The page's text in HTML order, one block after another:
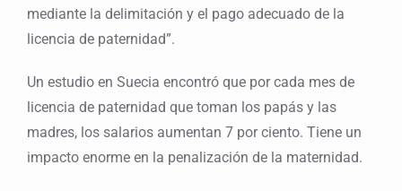
mediante la delimitación y el pago adecuado de la
licencia de paternidad”.
Un estudio en Suecia encontró que por cada mes de
licencia de paternidad que toman los papás y las
madres, los salarios aumentan 7 por ciento. Tiene un
impacto enorme en la penalización de la maternidad.